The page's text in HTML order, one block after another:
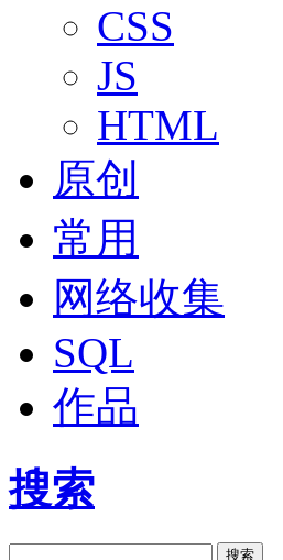
CSS
JS
HTML
原创
常用
网络收集
SQL
作品
搜索